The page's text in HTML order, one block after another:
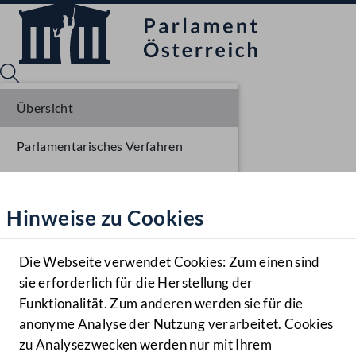
Hilfe
Benutzer
Navigationsmenü öffnen
MENÜ
Hinweise zu Cookies
Die Webseite verwendet Cookies: Zum einen sind
sie erforderlich für die Herstellung der
Funktionalität. Zum anderen werden sie für die
anonyme Analyse der Nutzung verarbeitet. Cookies
zu Analysezwecken werden nur mit Ihrem
Übersicht
Parlamentarisches Verfahren